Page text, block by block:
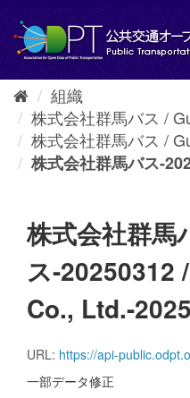
し
組織
株式会社群馬バス /
株式会社群馬バス /
株式会社群馬バス-
株式会社群馬
ス-20250312
Co., Ltd.-
URL: https://api-public.odpt.org/api/v4/
一部データ修正